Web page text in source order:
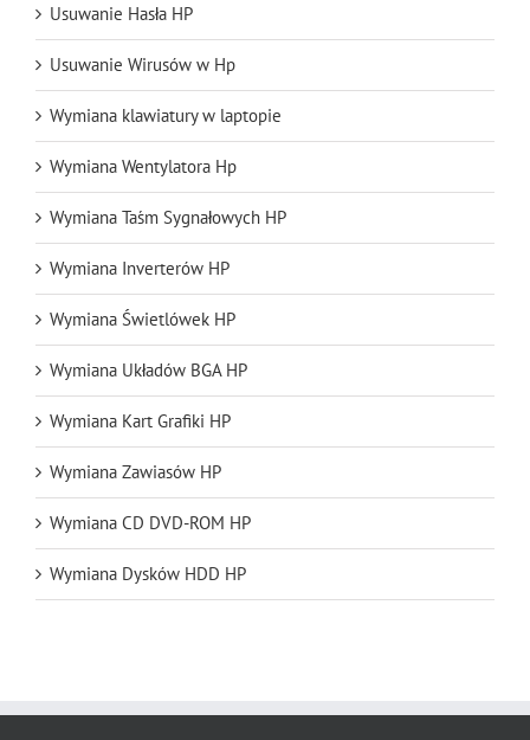
Usuwanie Hasła HP
Usuwanie Wirusów w Hp
Wymiana klawiatury w laptopie
Wymiana Wentylatora Hp
Wymiana Taśm Sygnałowych HP
Wymiana Inverterów HP
Wymiana Świetlówek HP
Wymiana Układów BGA HP
Wymiana Kart Grafiki HP
Wymiana Zawiasów HP
Wymiana CD DVD-ROM HP
Wymiana Dysków HDD HP